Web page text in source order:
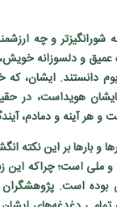
و چه
عمیق و دلسوزانه
دانستند.ایشان، که
هویداست، در
هر آینه و دمادم،
و بارها بر این
و ملی است؛ چراکه
بوده است.